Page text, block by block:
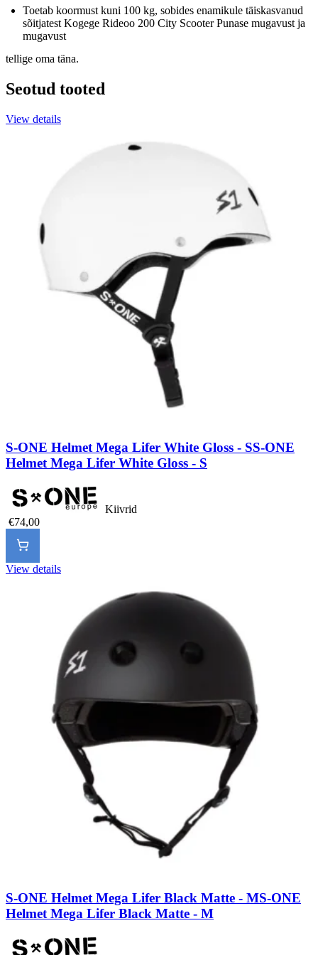
Toetab koormust kuni 100 kg, sobides enamikule täiskasvanud
sõitjatest Kogege Rideoo 200 City Scooter Punase mugavust ja
mugavust
tellige oma täna.
Seotud tooted
View details
S-ONE Helmet Mega Lifer White Gloss - SS-ONE
Helmet Mega Lifer White Gloss - S
Kiivrid
€74,00
View details
S-ONE Helmet Mega Lifer Black Matte - MS-ONE
Helmet Mega Lifer Black Matte - M